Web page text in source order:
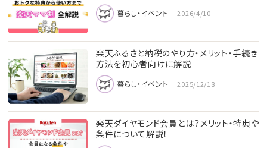
暮らし・イベント 2026/4/10
楽天ふるさと納税のやり方・メリット・手続き
方法を初心者向けに解説
暮らし・イベント 2025/12/18
楽天ダイヤモンド会員とは？メリット・特典や
条件について解説！